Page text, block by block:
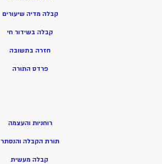
קבלה מדיה שיעורים
קבלה בשידור חי
חזרה בתשובה
פרדס התורה
רוחניות והעצמה
תורת הקבלה והנסתר
קבלה מעשית